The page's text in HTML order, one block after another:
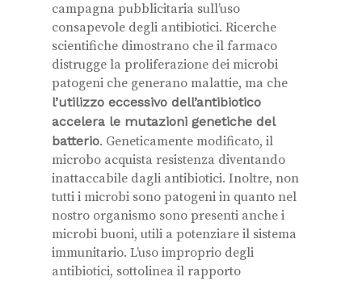
campagna pubblicitaria sull’uso
consapevole degli antibiotici. Ricerche
scientifiche dimostrano che il farmaco
distrugge la proliferazione dei microbi
patogeni che generano malattie, ma che
l’utilizzo eccessivo dell’antibiotico
accelera le mutazioni genetiche del
batterio. Geneticamente modificato, il
microbo acquista resistenza diventando
inattaccabile dagli antibiotici. Inoltre, non
tutti i microbi sono patogeni in quanto nel
nostro organismo sono presenti anche i
microbi buoni, utili a potenziare il sistema
immunitario. L’uso improprio degli
antibiotici, sottolinea il rapporto